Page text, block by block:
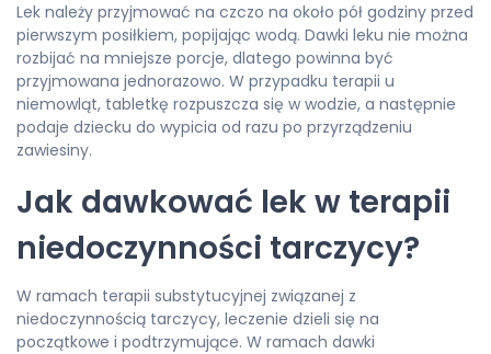
Lek należy przyjmować na czczo na około pół godziny przed
pierwszym posiłkiem, popijając wodą. Dawki leku nie można
rozbijać na mniejsze porcje, dlatego powinna być
przyjmowana jednorazowo. W przypadku terapii u
niemowląt, tabletkę rozpuszcza się w wodzie, a następnie
podaje dziecku do wypicia od razu po przyrządzeniu
zawiesiny.
Jak dawkować lek w terapii
niedoczynności tarczycy?
W ramach terapii substytucyjnej związanej z
niedoczynnością tarczycy, leczenie dzieli się na
początkowe i podtrzymujące. W ramach dawki